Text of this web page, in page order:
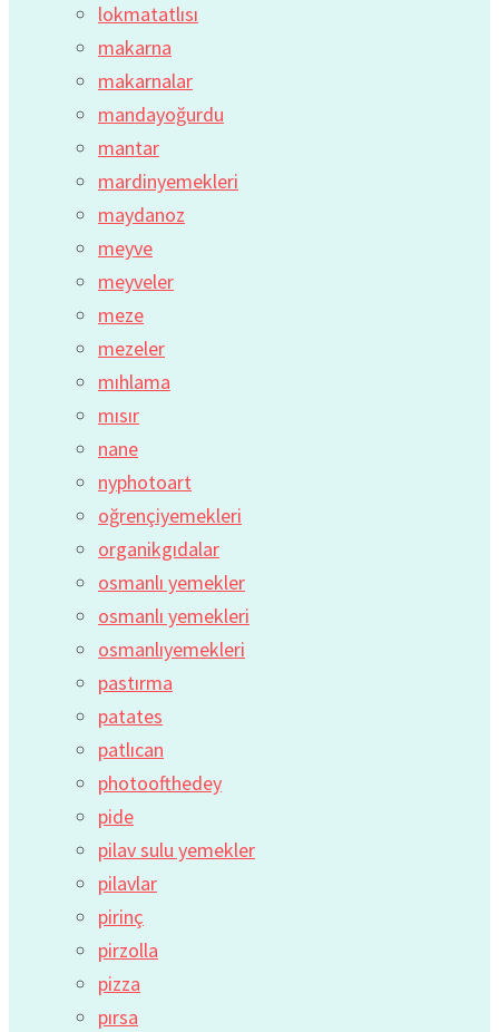
lokmatatlısı
makarna
makarnalar
mandayoğurdu
mantar
mardinyemekleri
maydanoz
meyve
meyveler
meze
mezeler
mıhlama
mısır
nane
nyphotoart
oğrençiyemekleri
organikgıdalar
osmanlı yemekler
osmanlı yemekleri
osmanlıyemekleri
pastırma
patates
patlıcan
photoofthedey
pide
pilav sulu yemekler
pilavlar
pirinç
pirzolla
pizza
pırsa